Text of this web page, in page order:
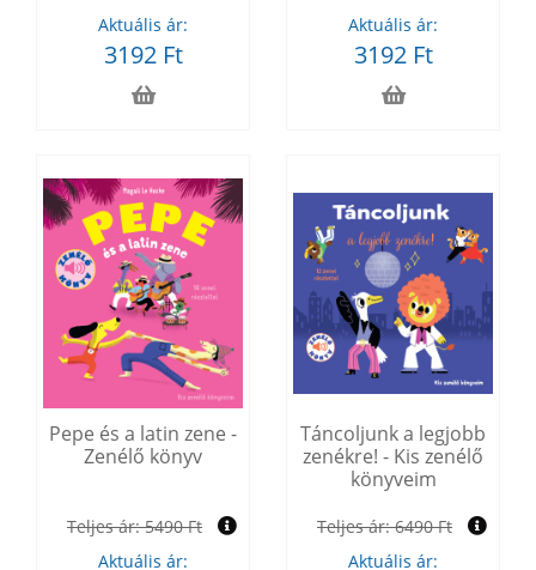
Aktuális ár:
3192 Ft
Aktuális ár:
3192 Ft
Pepe és a latin zene -
Zenélő könyv
Teljes ár:5490 Ft
Aktuális ár:
Táncoljunk a legjobb
zenékre! - Kis zenélő
könyveim
Teljes ár:6490 Ft
Aktuális ár: